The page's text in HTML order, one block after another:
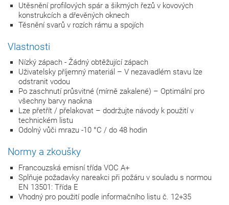
Utěsnění profilových spár a šikmých řezů v kovových
konstrukcích a dřevěných oknech
Těsnění svarů v rozích rámu a spojích
Vlastnosti
Nízký zápach - Žádný obtěžující zápach
Uživatelsky příjemný materiál – V nezavadlém stavu lze
odstranit vodou
Po zaschnutí průsvitné (mírně zakalené) – Optimální pro
všechny barvy naokna
Lze přetřít / přelakovat – dodržujte návody k použití v
technickém listu
Odolný vůči mrazu -10 °C / do 48 hodin
Normy a zkoušky
Francouzská emisní třída VOC A+
Splňuje požadavky nareakci při požáru v souladu s normou
EN 13501: Třída E
Vhodný pro použití podle informačního listu č. 12+35